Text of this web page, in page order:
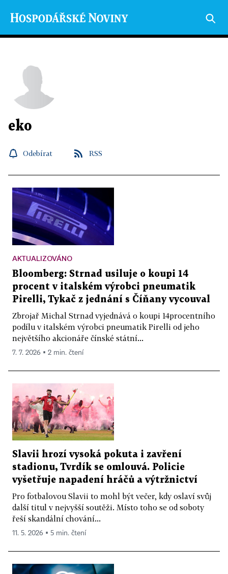
eko
Odebírat RSS
AKTUALIZOVÁNO
Bloomberg: Strnad usiluje o koupi 14
procent v italském výrobci pneumatik
Pirelli, Tykač z jednání s Číňany vycouval
Zbrojař Michal Strnad vyjednává o koupi 14procentního
podílu v italském výrobci pneumatik Pirelli od jeho
největšího akcionáře čínské státní...
7. 7. 2026 ▪ 2 min. čtení
Slavii hrozí vysoká pokuta i zavření
stadionu, Tvrdík se omlouvá. Policie
vyšetřuje napadení hráčů a výtržnictví
Pro fotbalovou Slavii to mohl být večer, kdy oslaví svůj
další titul v nejvyšší soutěži. Místo toho se od soboty
řeší skandální chování...
11. 5. 2026 ▪ 5 min. čtení